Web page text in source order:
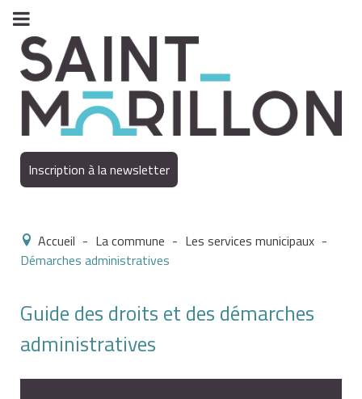
Inscription à la newsletter
Accueil - La commune - Les services municipaux -
Démarches administratives
Guide des droits et des démarches
administratives